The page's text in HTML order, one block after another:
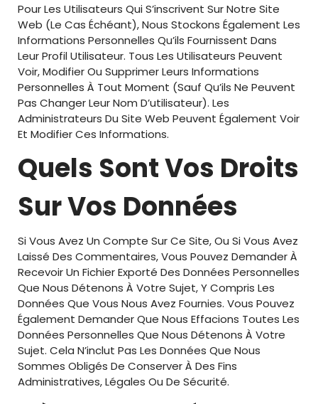
Pour Les Utilisateurs Qui S’inscrivent Sur Notre Site
Web (le Cas Échéant), Nous Stockons Également Les
Informations Personnelles Qu’ils Fournissent Dans
Leur Profil Utilisateur. Tous Les Utilisateurs Peuvent
Voir, Modifier Ou Supprimer Leurs Informations
Personnelles À Tout Moment (sauf Qu’ils Ne Peuvent
Pas Changer Leur Nom D’utilisateur). Les
Administrateurs Du Site Web Peuvent Également Voir
Et Modifier Ces Informations.
Quels Sont Vos Droits
Sur Vos Données
Si Vous Avez Un Compte Sur Ce Site, Ou Si Vous Avez
Laissé Des Commentaires, Vous Pouvez Demander À
Recevoir Un Fichier Exporté Des Données Personnelles
Que Nous Détenons À Votre Sujet, Y Compris Les
Données Que Vous Nous Avez Fournies. Vous Pouvez
Également Demander Que Nous Effacions Toutes Les
Données Personnelles Que Nous Détenons À Votre
Sujet. Cela N’inclut Pas Les Données Que Nous
Sommes Obligés De Conserver À Des Fins
Administratives, Légales Ou De Sécurité.